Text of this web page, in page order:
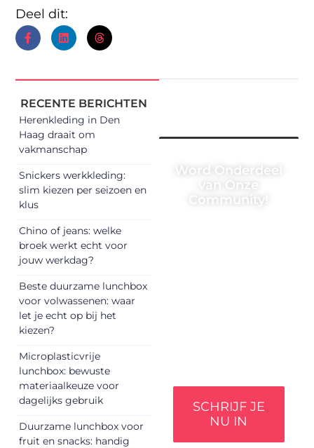
Deel dit:
RECENTE BERICHTEN
Herenkleding in Den
Haag draait om
vakmanschap
Snickers werkkleding:
slim kiezen per seizoen en
klus
Chino of jeans: welke
broek werkt echt voor
jouw werkdag?
Beste duurzame lunchbox
voor volwassenen: waar
let je echt op bij het
kiezen?
Microplasticvrije
lunchbox: bewuste
materiaalkeuze voor
dagelijks gebruik
Duurzame lunchbox voor
fruit en snacks: handig
Word Onderdeel
van Onze
Community!
SCHRIJF JE
NU IN